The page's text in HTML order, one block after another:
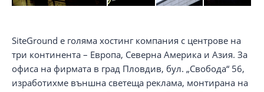
SiteGround е голяма хостинг компания с центрове на
три континента – Европа, Северна Америка и Азия. За
офиса на фирмата в град Пловдив, бул. „Свобода“ 56,
изработихме външна светеща реклама, монтирана на